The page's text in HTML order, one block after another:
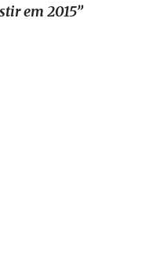
em 2015”